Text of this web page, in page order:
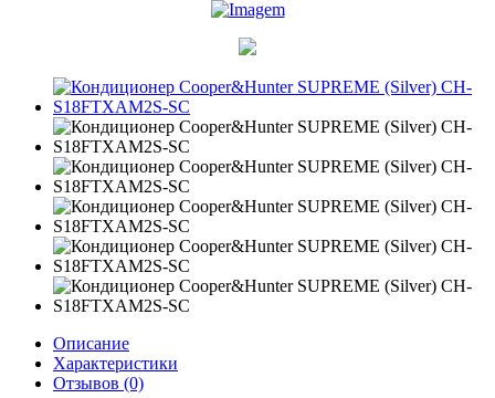
Описание
Характеристики
Отзывов (0)